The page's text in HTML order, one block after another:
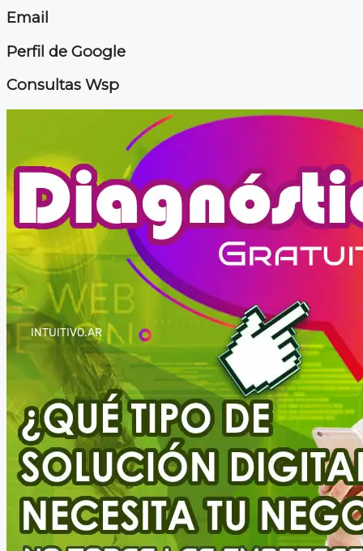
Email
Perfil de Google
Consultas Wsp